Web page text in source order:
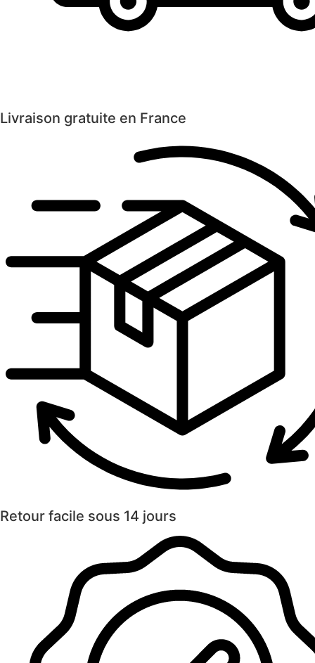
Livraison gratuite en France
Retour facile sous 14 jours